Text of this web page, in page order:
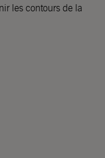
les contours de la